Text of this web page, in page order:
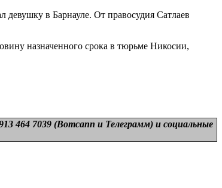
девушку в Барнауле. От правосудия Сатлаев
назначенного срока в тюрьме Никосии,
464 7039 (Вотсапп и Телеграмм) и социальные